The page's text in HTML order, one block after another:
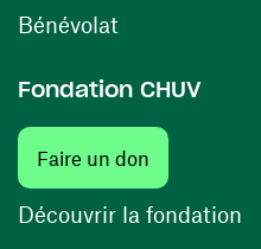
Bénévolat
Fondation CHUV
Faire un don
Découvrir la fondation